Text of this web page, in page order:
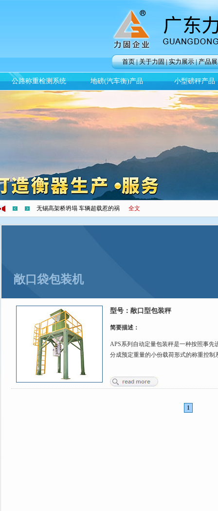
首页|关于力固|实力展示|产品
公路称重检测系统 地磅(汽车衡)产品 小型磅秤产品
力固衡器：大桥垮塌和超载到底有什么联系？
无锡高架桥坍塌 车辆超载惹的祸 全文
高速治超前景广阔 利国利民 全文
敞口袋包装机
型号： 敞口型包装秤
简要描述：
APS系列自动定量包装秤是一种按照事
分成预定重量的小份载荷形式的称重控制
1